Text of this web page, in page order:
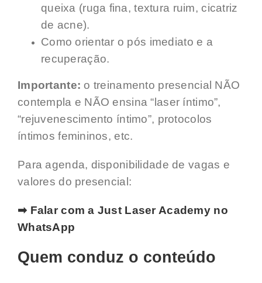
queixa (ruga fina, textura ruim, cicatriz
de acne).
Como orientar o pós imediato e a
recuperação.
Importante: o treinamento presencial NÃO
contempla e NÃO ensina “laser íntimo”,
“rejuvenescimento íntimo”, protocolos
íntimos femininos, etc.
Para agenda, disponibilidade de vagas e
valores do presencial:
➡ Falar com a Just Laser Academy no
WhatsApp
Quem conduz o conteúdo